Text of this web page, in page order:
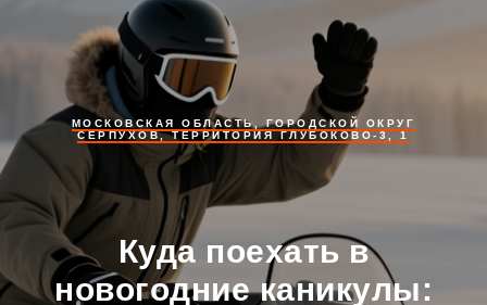
МОСКОВСКАЯ ОБЛАСТЬ, ГОРОДСКОЙ ОКРУГ
СЕРПУХОВ, ТЕРРИТОРИЯ ГЛУБОКОВО-3, 1
Куда поехать в
новогодние каникулы: